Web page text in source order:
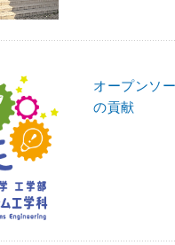
オープンソ
の貢献